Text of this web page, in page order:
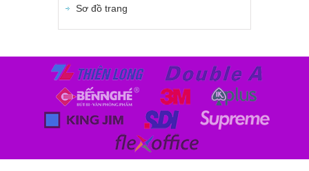
Sơ đồ trang